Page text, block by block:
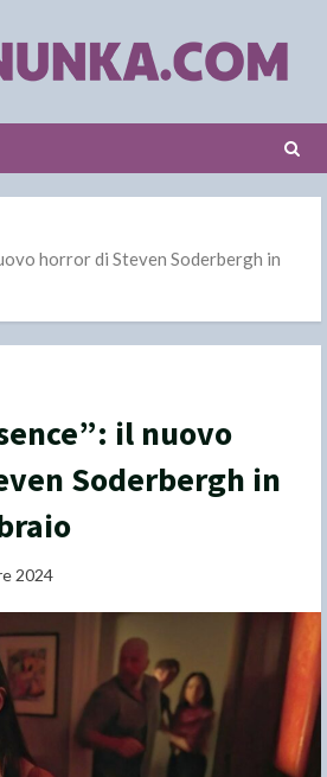
horror di Steven Soderbergh in
il nuovo
Soderbergh in
2024